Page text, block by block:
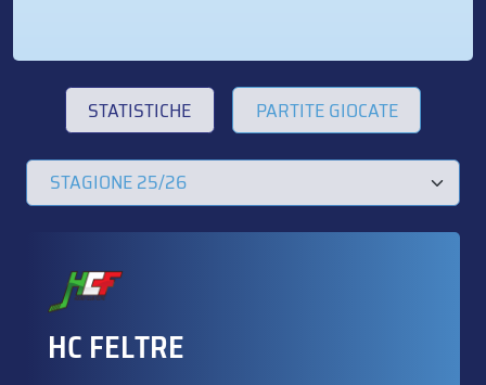
STATISTICHE PARTITE GIOCATE
HC FELTRE